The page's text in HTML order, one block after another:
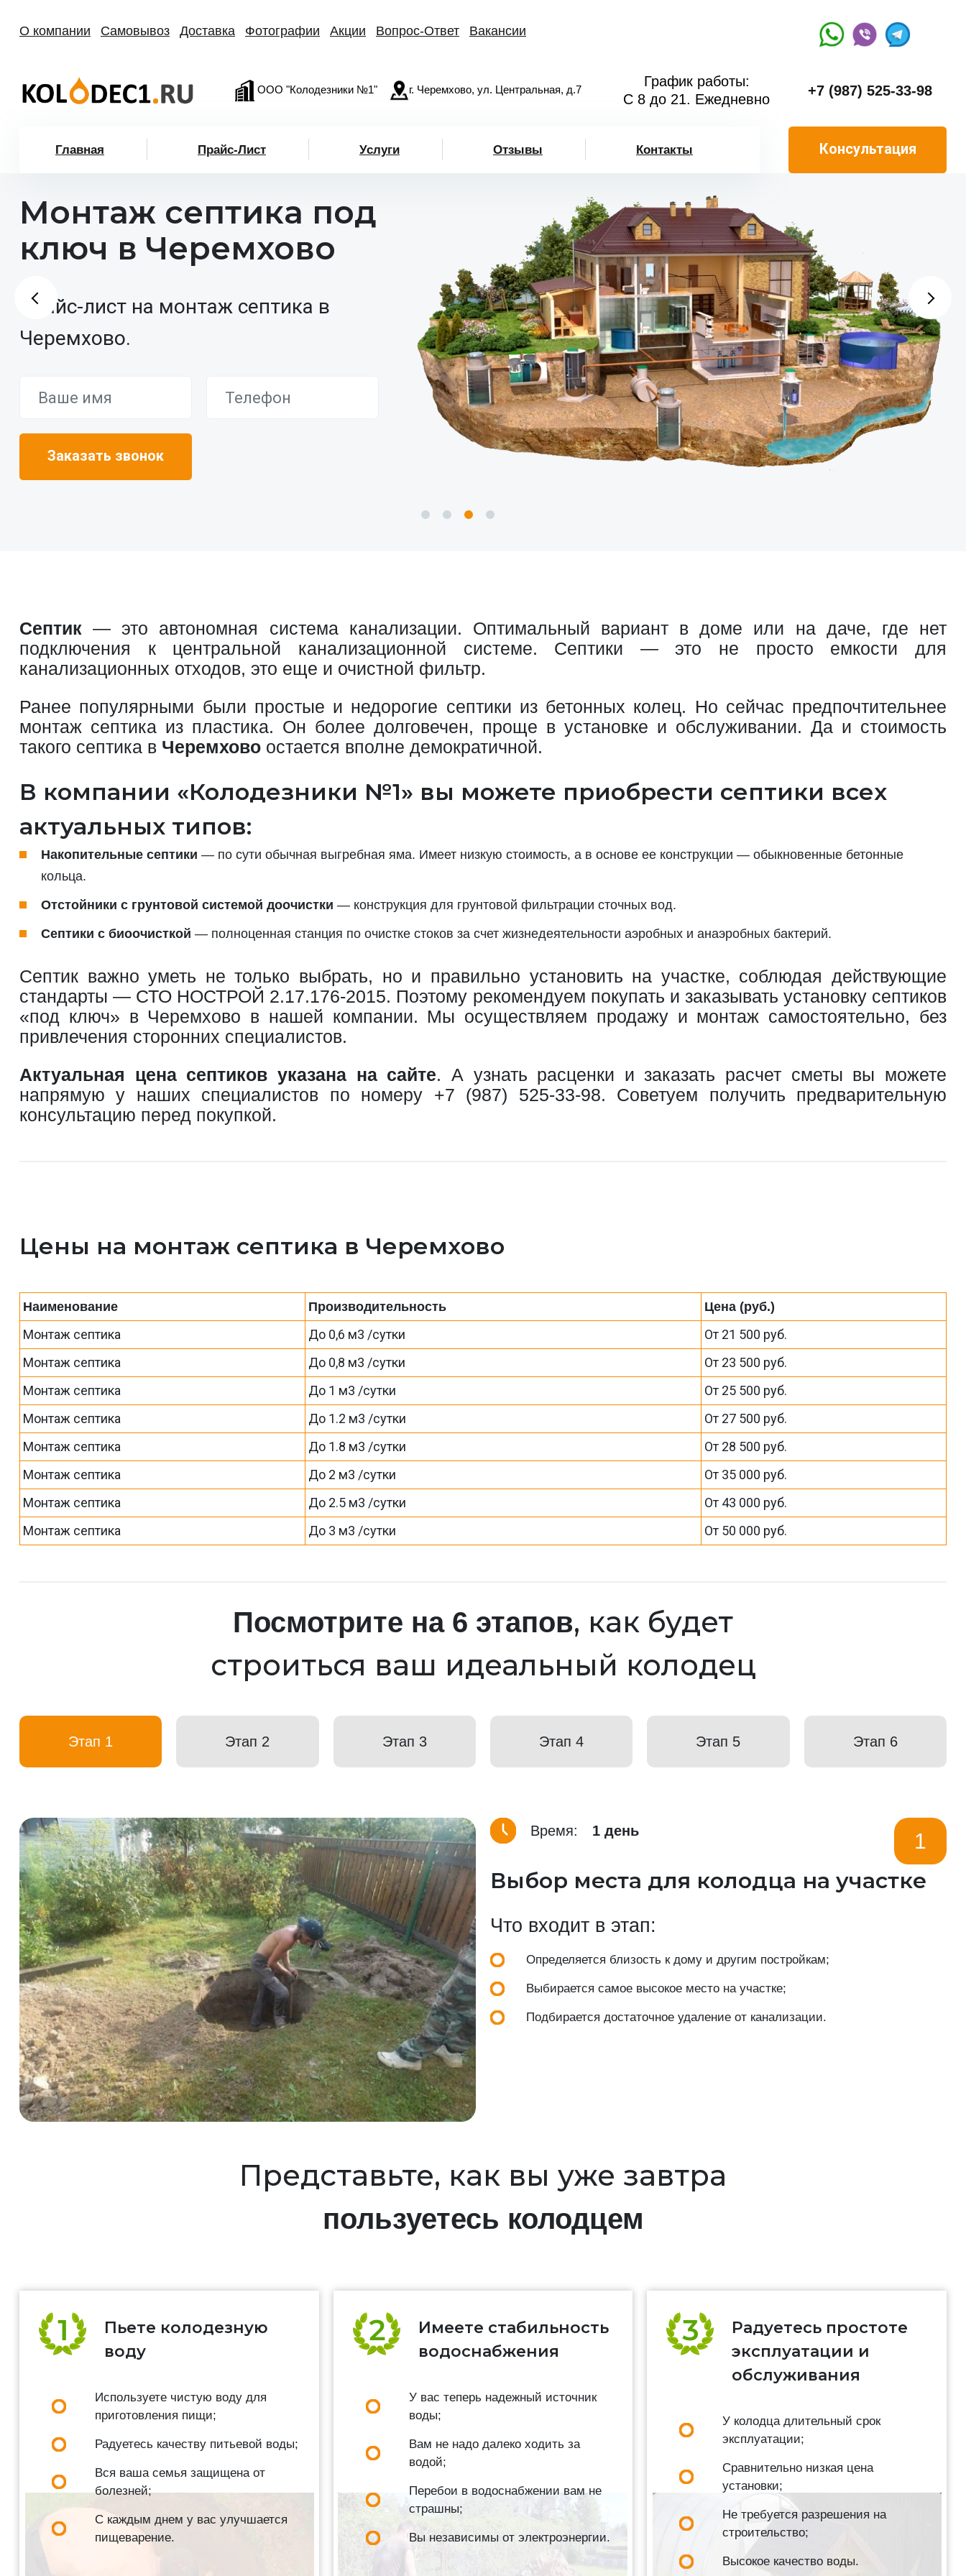
О компании Самовывоз Доставка Фотографии Акции Вопрос-Ответ Вакансии
ООО "Колодезники №1" г. Черемхово, ул. Центральная, д.7
График работы:
С 8 до 21. Ежедневно
+7 (987) 525-33-98
Главная Прайс-Лист Услуги Отзывы Контакты Консультация
Монтаж септика под
ключ в Черемхово
Прайс-лист на монтаж септика в
Черемхово.
Септик — это автономная система канализации. Оптимальный вариант в доме или на даче, где нет
подключения к центральной канализационной системе. Септики — это не просто емкости для
канализационных отходов, это еще и очистной фильтр.
Ранее популярными были простые и недорогие септики из бетонных колец. Но сейчас предпочтительнее
монтаж септика из пластика. Он более долговечен, проще в установке и обслуживании. Да и стоимость
такого септика в Черемхово остается вполне демократичной.
В компании «Колодезники №1» вы можете приобрести септики всех
актуальных типов:
Накопительные септики — по сути обычная выгребная яма. Имеет низкую стоимость, а в основе ее конструкции — обыкновенные бетонные
кольца.
Отстойники с грунтовой системой доочистки — конструкция для грунтовой фильтрации сточных вод.
Септики с биоочисткой — полноценная станция по очистке стоков за счет жизнедеятельности аэробных и анаэробных бактерий.
Септик важно уметь не только выбрать, но и правильно установить на участке, соблюдая действующие
стандарты — СТО НОСТРОЙ 2.17.176-2015. Поэтому рекомендуем покупать и заказывать установку септиков
«под ключ» в Черемхово в нашей компании. Мы осуществляем продажу и монтаж самостоятельно, без
привлечения сторонних специалистов.
Актуальная цена септиков указана на сайте. А узнать расценки и заказать расчет сметы вы можете
напрямую у наших специалистов по номеру +7 (987) 525-33-98. Советуем получить предварительную
консультацию перед покупкой.
Цены на монтаж септика в Черемхово
Наименование Производительность Цена (руб.)
Монтаж септика До 0,6 м3 /сутки
От 21 500 руб.
Монтаж септика
До 0,8 м3 /сутки
От 23 500 руб.
Монтаж септика
До 1 м3 /сутки
От 25 500 руб.
Монтаж септика
До 1.2 м3 /сутки
От 27 500 руб.
Монтаж септика
До 1.8 м3 /сутки
От 28 500 руб.
Монтаж септика
До 2 м3 /сутки
От 35 000 руб.
Монтаж септика
До 2.5 м3 /сутки
От 43 000 руб.
Монтаж септика
До 3 м3 /сутки От 50 000 руб.
Посмотрите на 6 этапов, как будет
строиться ваш идеальный колодец
Этап 1 Этап 2 Этап 3 Этап 4 Этап 5 Этап 6
Время: 1 день 1
Выбор места для колодца на участке
Что входит в этап:
Определяется близость к дому и другим постройкам;
Выбирается самое высокое место на участке;
Подбирается достаточное удаление от канализации.
Представьте, как вы уже завтра
пользуетесь колодцем
Пьете колодезную
воду
Используете чистую воду для
приготовления пищи;
Радуетесь качеству питьевой воды;
Вся ваша семья защищена от
болезней;
С каждым днем у вас улучшается
пищеварение.
Имеете стабильность
водоснабжения
У вас теперь надежный источник
воды;
Вам не надо далеко ходить за
водой;
Перебои в водоснабжении вам не
страшны;
Вы независимы от электроэнергии.
Радуетесь простоте
эксплуатации и
обслуживания
У колодца длительный срок
эксплуатации;
Сравнительно низкая цена
установки;
Не требуется разрешения на
строительство;
Высокое качество воды.